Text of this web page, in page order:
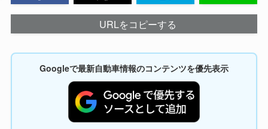
URLをコピーする
Googleで最新自動車情報のコンテンツを優先表示